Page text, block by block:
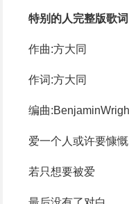
特别的人完整版歌词
作曲:方大同
作词:方大同
编曲
爱一个人或许要慷慨
若只想要被爱